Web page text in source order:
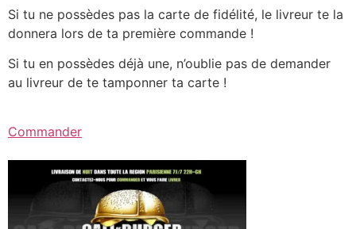
Si tu ne possèdes pas la carte de fidélité, le livreur te la
donnera lors de ta première commande !
Si tu en possèdes déjà une, n’oublie pas de demander
au livreur de te tamponner ta carte !
Commander